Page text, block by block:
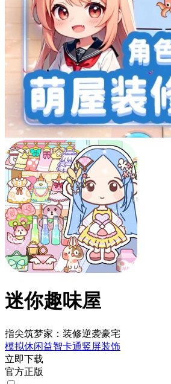
迷你趣味屋
指尖筑梦家：装修逆袭豪宅
模拟休闲益智卡通竖屏装饰
立即下载
官方正版